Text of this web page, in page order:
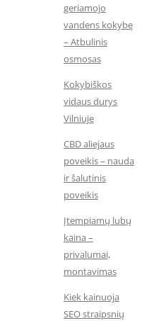
geriamojo
vandens kokybę
– Atbulinis
osmosas
Kokybiškos
vidaus durys
Vilniuje
CBD aliejaus
poveikis – nauda
ir šalutinis
poveikis
Įtempiamų lubų
kaina –
privalumai,
montavimas
Kiek kainuoja
SEO straipsnių